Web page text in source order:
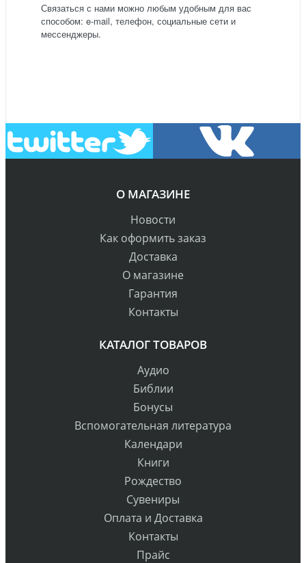
Связаться с нами можно любым удобным для вас
способом: e-mail, телефон, социальные сети и
мессенджеры.
О МАГАЗИНЕ
Новости
Как оформить заказ
Доставка
О магазине
Гарантия
Контакты
КАТАЛОГ ТОВАРОВ
Аудио
Библии
Бонусы
Вспомогательная литература
Календари
Книги
Рождество
Сувениры
Оплата и Доставка
Контакты
Прайс